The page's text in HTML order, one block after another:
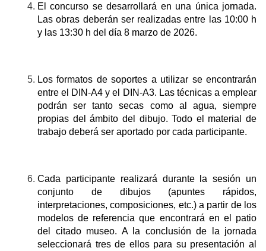
El concurso se desarrollará en una única jornada.
Las obras deberán ser realizadas entre las 10:00 h
y las 13:30 h del día 8 marzo de 2026.
Los formatos de soportes a utilizar se encontrarán
entre el DIN-A4 y el DIN-A3. Las técnicas a emplear
podrán ser tanto secas como al agua,siempre
propias del ámbito del dibujo. Todo el material de
trabajo deberá ser aportado por cada participante.
Cada participante realizará durante la sesión un
conjunto de dibujos (apuntes rápidos,
interpretaciones, composiciones, etc.) a partir de los
modelos de referencia que encontrará en el patio
del citado museo. A la conclusión de la jornada
seleccionará tres de ellos para su presentación al